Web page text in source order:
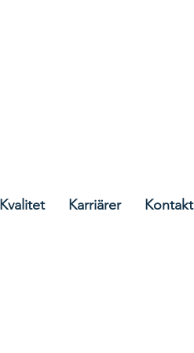
Kvalitet Karriärer Kontakt